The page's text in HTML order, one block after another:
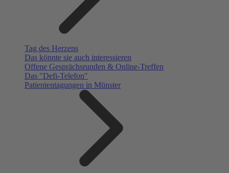
Tag des Herzens
Das könnte sie auch interessieren
Offene Gesprächsrunden & Online-Treffen
Das "Defi-Telefon"
Patiententagungen in Münster